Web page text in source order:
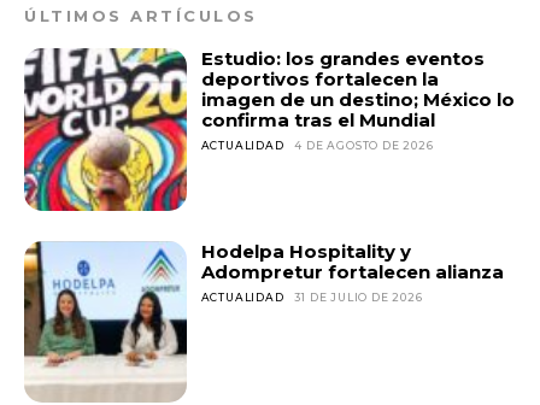
ÚLTIMOS ARTÍCULOS
Estudio: los grandes eventos
deportivos fortalecen la
imagen de un destino; México lo
confirma tras el Mundial
ACTUALIDAD 4 DE AGOSTO DE 2026
Hodelpa Hospitality y
Adompretur fortalecen alianza
ACTUALIDAD 31 DE JULIO DE 2026